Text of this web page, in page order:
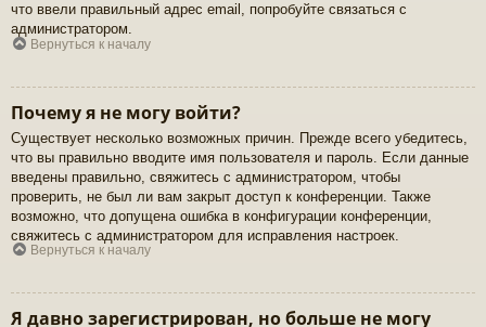
что ввели правильный адрес email, попробуйте связаться с
администратором.
Вернуться к началу
Почему я не могу войти?
Существует несколько возможных причин. Прежде всего убедитесь,
что вы правильно вводите имя пользователя и пароль. Если данные
введены правильно, свяжитесь с администратором, чтобы
проверить, не был ли вам закрыт доступ к конференции. Также
возможно, что допущена ошибка в конфигурации конференции,
свяжитесь с администратором для исправления настроек.
Вернуться к началу
Я давно зарегистрирован, но больше не могу